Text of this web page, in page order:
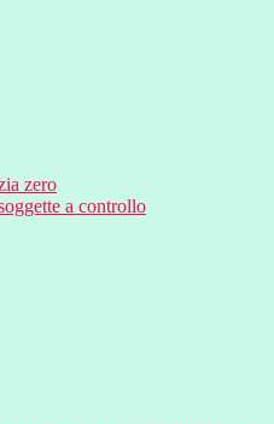
zero
a controllo